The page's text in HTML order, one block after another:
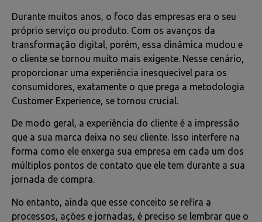
Durante muitos anos, o foco das empresas era o seu
próprio serviço ou produto. Com os avanços da
transformação digital, porém, essa dinâmica mudou e
o cliente se tornou muito mais exigente. Nesse cenário,
proporcionar uma experiência inesquecível para os
consumidores, exatamente o que prega a metodologia
Customer Experience, se tornou crucial.
De modo geral, a experiência do cliente é a impressão
que a sua marca deixa no seu cliente. Isso interfere na
forma como ele enxerga sua empresa em cada um dos
múltiplos pontos de contato que ele tem durante a sua
jornada de compra.
No entanto, ainda que esse conceito se refira a
processos, ações e jornadas, é preciso se lembrar que o